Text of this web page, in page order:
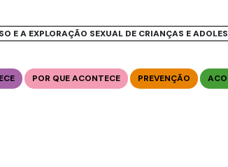
E A EXPLORAÇÃO SEXUAL DE CRIANÇAS E
POR QUE ACONTECE PREVENÇÃO